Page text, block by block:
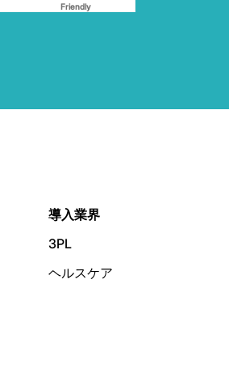
FriendlyCaptcha ⇗
導入業界
3PL
ヘルスケア